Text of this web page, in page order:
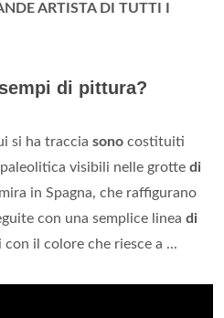
ARTISTA DI TUTTI I
di pittura?
si ha traccia sono costituiti
visibili nelle grotte di
in Spagna, che raffigurano
con una semplice linea di
il colore che riesce a ...